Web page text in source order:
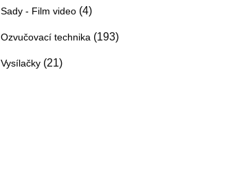
Sady - Film video (4)
Ozvučovací technika (193)
Vysílačky (21)